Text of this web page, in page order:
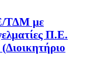
ΤΔΜ με
Π.Ε.